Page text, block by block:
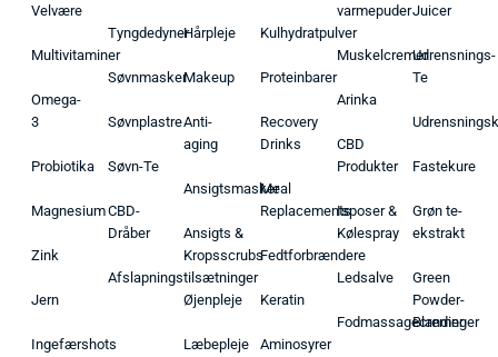
Velvære
Multivitaminer
Omega-
3
Probiotika
Magnesium
Zink
Jern
Ingefærshots
Tyngdedyner
Søvnmasker
Søvnplastre
Søvn-Te
CBD-
Dråber
Afslapningstilsætninger
Hårpleje
Makeup
Anti-
aging
Ansigtsmasker
Ansigts &
Kropsscrubs
Øjenpleje
Læbepleje
Kulhydratpulver
Proteinbarer
Recovery
Drinks
Meal
Replacements
Fedtforbrændere
Keratin
Aminosyrer
varmepuder
Muskelcremer
Arinka
CBD
Produkter
Isposer &
Kølespray
Ledsalve
Fodmassagecremer
Juicer
Udrensnings-
Te
Fastekure
Grøn te-
ekstrakt
Green
Powder-
Blandinger